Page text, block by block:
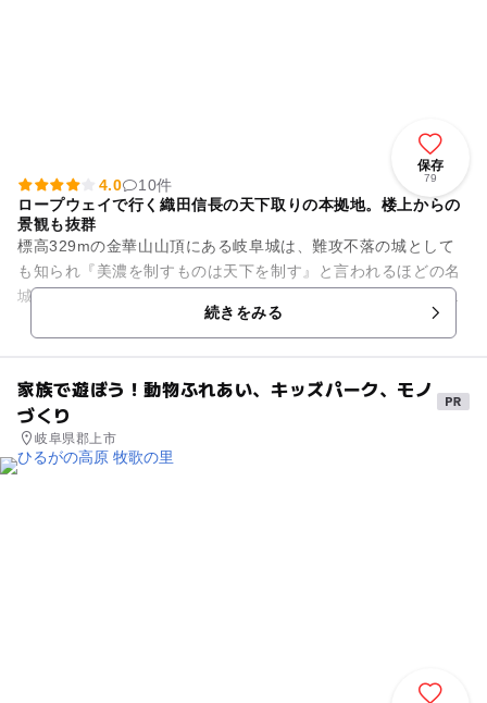
保存
79
4.0
10件
ロープウェイで行く織田信長の天下取りの本拠地。楼上からの
景観も抜群
標高329mの金華山山頂にある岐阜城は、難攻不落の城として
も知られ『美濃を制すものは天下を制す』と言われるほどの名
城でした。戦国時代には斎藤道三公の居城で、その後織田信長
がこの城を攻略し天下統一...続きをみる
家族で遊ぼう！動物ふれあい、キッズパーク、モノ
づくり
岐阜県郡上市